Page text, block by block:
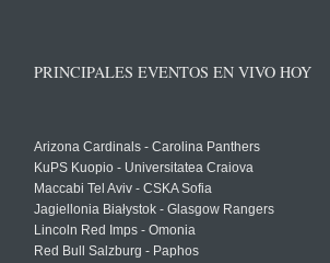
PRINCIPALES EVENTOS EN VIVO HOY
Arizona Cardinals - Carolina Panthers
KuPS Kuopio - Universitatea Craiova
Maccabi Tel Aviv - CSKA Sofia
Jagiellonia Białystok - Glasgow Rangers
Lincoln Red Imps - Omonia
Red Bull Salzburg - Paphos